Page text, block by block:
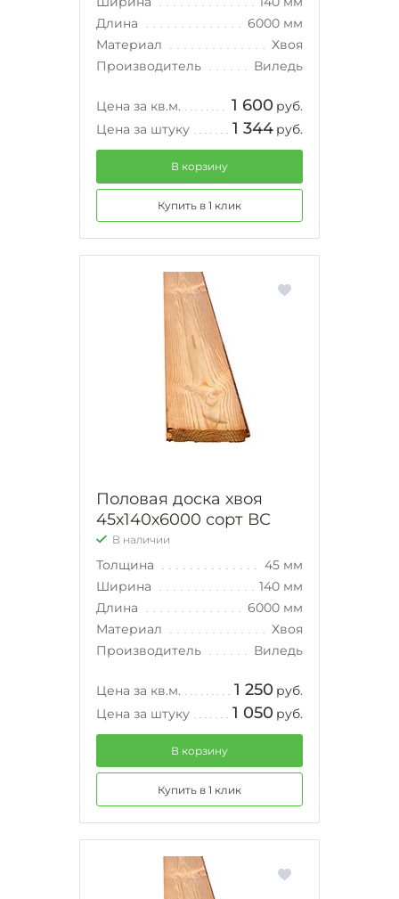
Длина
6000 мм
Материал
Хвоя
Производитель
Виледь
Цена за кв.м. 1 600 руб.
Цена за штуку
1 344 руб.
В корзину
Купить в 1 клик
Половая доска хвоя
45х140х6000 сорт ВС
В наличии
Толщина
45 мм
Ширина
140 мм
Длина
6000 мм
Материал
Хвоя
Производитель
Виледь
Цена за кв.м. 1 250 руб.
Цена за штуку
1 050 руб.
В корзину
Купить в 1 клик